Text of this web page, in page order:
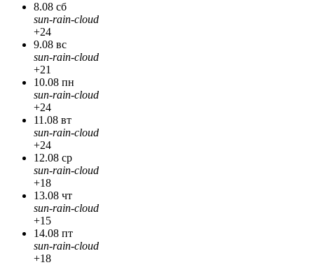
8.08 сб
sun-rain-cloud
+24
9.08 вс
sun-rain-cloud
+21
10.08 пн
sun-rain-cloud
+24
11.08 вт
sun-rain-cloud
+24
12.08 ср
sun-rain-cloud
+18
13.08 чт
sun-rain-cloud
+15
14.08 пт
sun-rain-cloud
+18